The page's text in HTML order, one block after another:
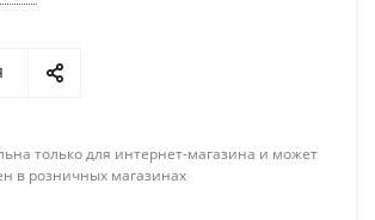
только для интернет-магазина и может
в розничных магазинах